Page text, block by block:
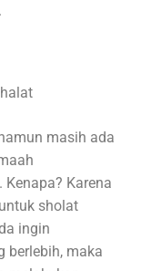
masih ada
Karena
sholat
ingin
berlebih, maka